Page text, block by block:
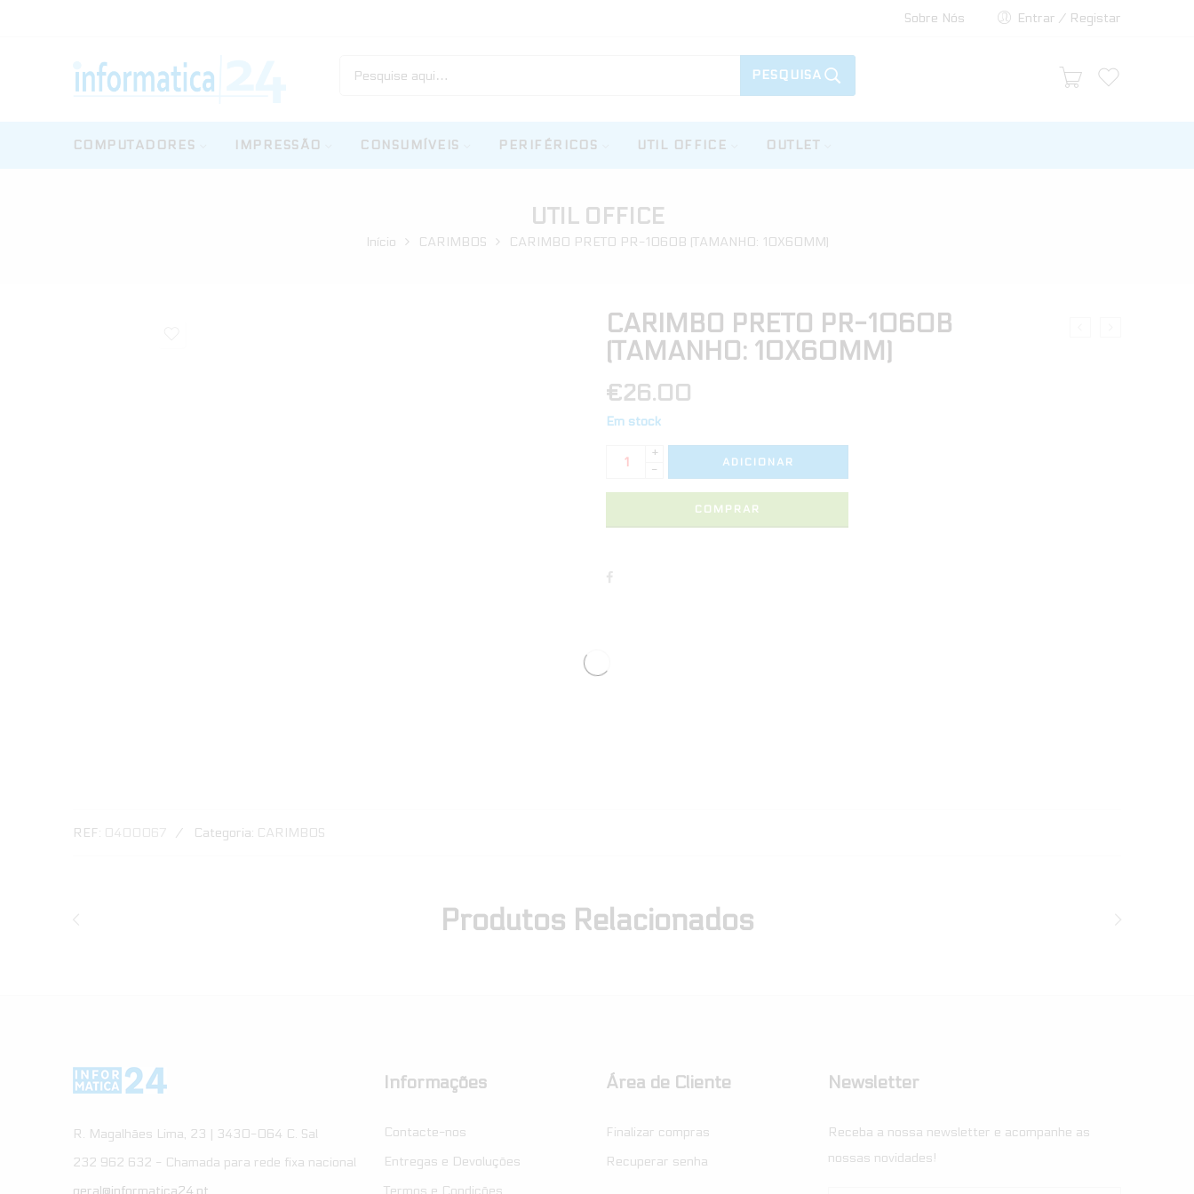
Sobre Nós Entrar / Registar
PESQUISA
COMPUTADORES IMPRESSÃO CONSUMÍVEIS PERIFÉRICOS UTIL OFFICE OUTLET
UTIL OFFICE
Início CARIMBOS CARIMBO PRETO PR-1060B (TAMANHO: 10X60MM)
CARIMBO PRETO PR-1060B
(TAMANHO: 10X60MM)
€26.00
Em stock
+
-
ADICIONAR
COMPRAR
REF: 0400067 Categoria: CARIMBOS
Produtos Relacionados
R. Magalhães Lima, 23 | 3430-064 C. Sal
232 962 632 - Chamada para rede fixa nacional
geral@informatica24.pt
Informações
Contacte-nos
Entregas e Devoluções
Termos e Condições
Área de Cliente
Finalizar compras
Recuperar senha
Newsletter
Receba a nossa newsletter e acompanhe as
nossas novidades!